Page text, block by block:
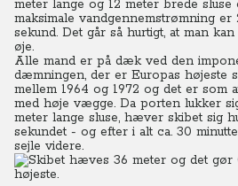
meter lange og 12 meter brede
maksimale vandgennemstrømning er
sekund. Det går så hurtigt, at man
øje.
Alle mand er på dæk ved den
dæmningen, der er Europas højeste
mellem 1964 og 1972 og det er som
med høje vægge. Da porten lukker
meter lange sluse, hæver skibet sig
sekundet - og efter i alt ca. 30
sejle videre.